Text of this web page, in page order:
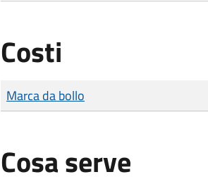
Costi
Tipo di pagamento
Importo
Marca da bollo
Cosa serve